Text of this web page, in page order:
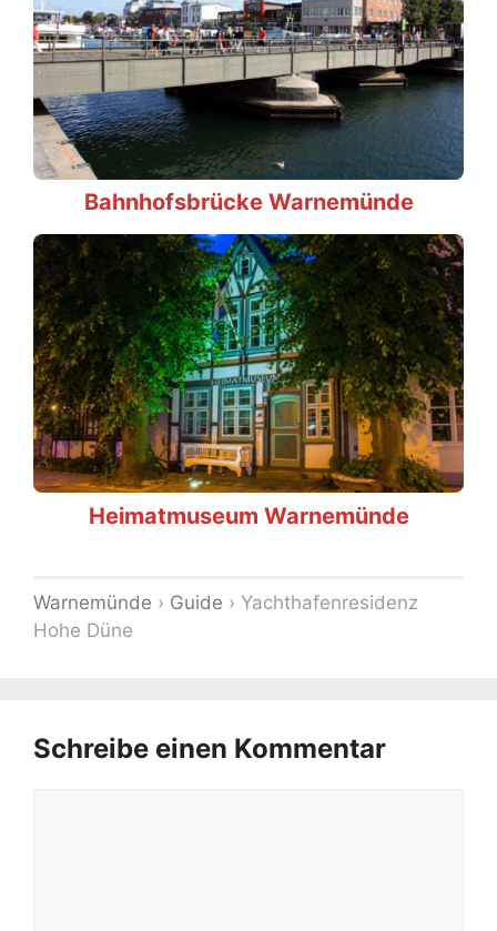
Bahnhofsbrücke Warnemünde
Heimatmuseum Warnemünde
Warnemünde › Guide › Yachthafenresidenz
Hohe Düne
Schreibe einen Kommentar